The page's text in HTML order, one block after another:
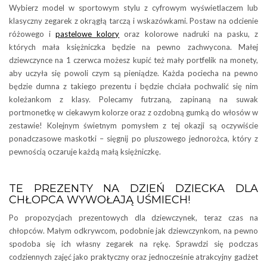
Wybierz model w sportowym stylu z cyfrowym wyświetlaczem lub
klasyczny zegarek z okrągłą tarczą i wskazówkami. Postaw na odcienie
różowego ipastelowe kolory oraz kolorowe nadruki na pasku, z
których mała księżniczka będzie na pewno zachwycona. Małej
dziewczynce na 1 czerwca możesz kupić też mały portfelik na monety,
aby uczyła się powoli czym są pieniądze. Każda pociecha na pewno
będzie dumna z takiego prezentu i będzie chciała pochwalić się nim
koleżankom z klasy. Polecamy futrzaną, zapinaną na suwak
portmonetkę w ciekawym kolorze oraz z ozdobną gumką do włosów w
zestawie! Kolejnym świetnym pomysłem z tej okazji są oczywiście
ponadczasowe maskotki – sięgnij po pluszowego jednorożca, który z
pewnością oczaruje każdą małą księżniczkę.
TE PREZENTY NA DZIEŃ DZIECKA DLA
CHŁOPCA WYWOŁAJĄ UŚMIECH!
Po propozycjach prezentowych dla dziewczynek, teraz czas na
chłopców. Małym odkrywcom, podobnie jak dziewczynkom, na pewno
spodoba się ich własny zegarek na rękę. Sprawdzi się podczas
codziennych zajęć jako praktyczny oraz jednocześnie atrakcyjny gadżet